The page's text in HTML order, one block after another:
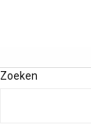
Zoeken